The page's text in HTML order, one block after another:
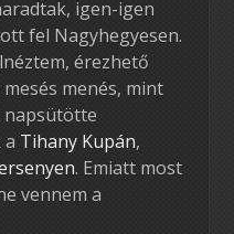
igen-igen
fel Nagyhegyesen.
érezhető
menés, mint
napsütötte
Tihany Kupán,
. Emiatt most
vennem a